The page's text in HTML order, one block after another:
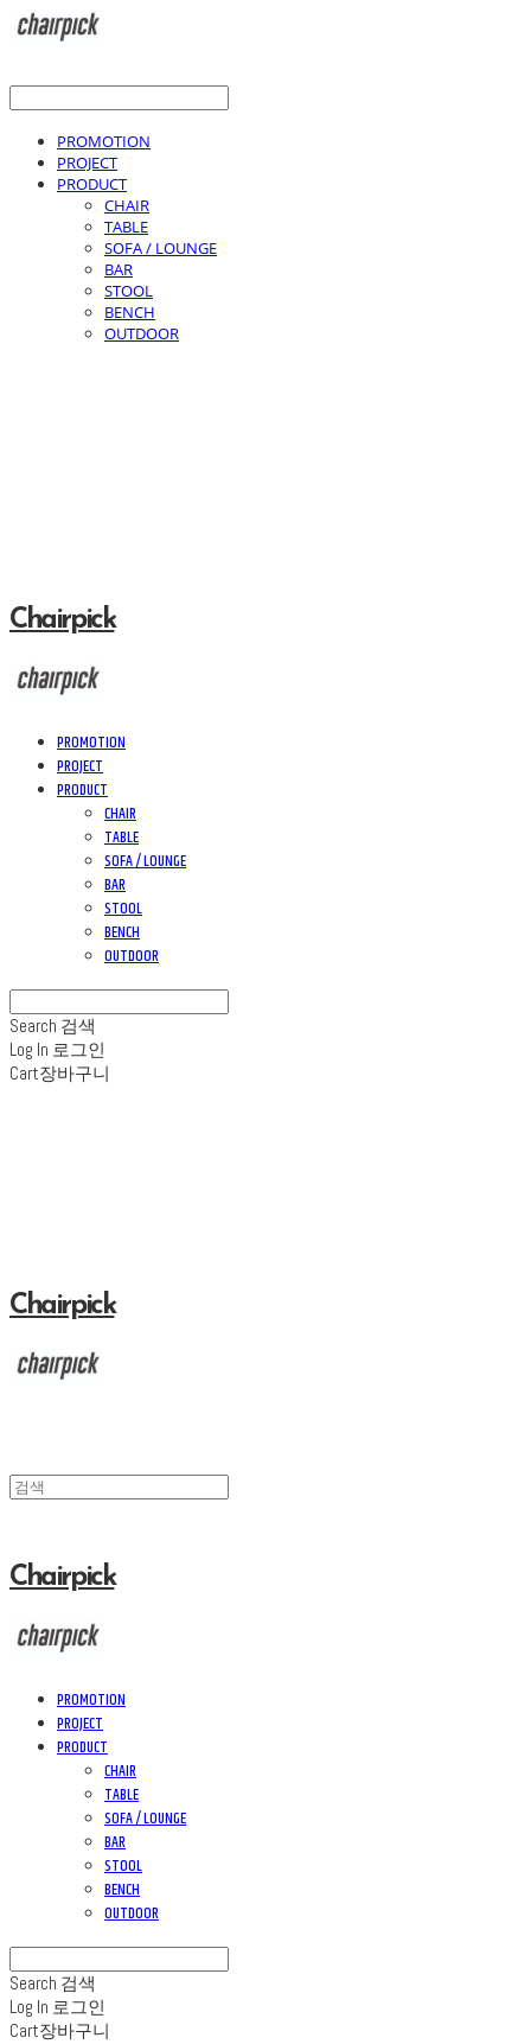
PROMOTION
PROJECT
PRODUCT
CHAIR
TABLE
SOFA / LOUNGE
BAR
STOOL
BENCH
OUTDOOR
Chairpick
PROMOTION
PROJECT
PRODUCT
CHAIR
TABLE
SOFA / LOUNGE
BAR
STOOL
BENCH
OUTDOOR
Search 검색
Log In 로그인
Cart장바구니
Chairpick
Chairpick
PROMOTION
PROJECT
PRODUCT
CHAIR
TABLE
SOFA / LOUNGE
BAR
STOOL
BENCH
OUTDOOR
Search 검색
Log In 로그인
Cart장바구니